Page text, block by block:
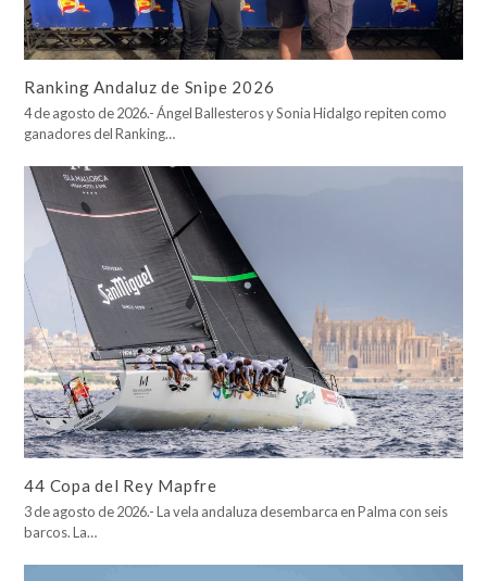
Ranking Andaluz de Snipe 2026
4 de agosto de 2026.- Ángel Ballesteros y Sonia Hidalgo repiten como
ganadores del Ranking…
44 Copa del Rey Mapfre
3 de agosto de 2026.- La vela andaluza desembarca en Palma con seis
barcos. La…